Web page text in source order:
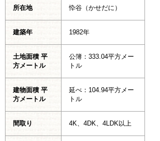
所在地 忰谷（かせだに）
建築年 1982年
土地面積 平
方メートル
公簿：333.04平方メー
トル
建物面積 平
方メートル
延べ：104.94平方メー
トル
間取り 4K、4DK、4LDK以上